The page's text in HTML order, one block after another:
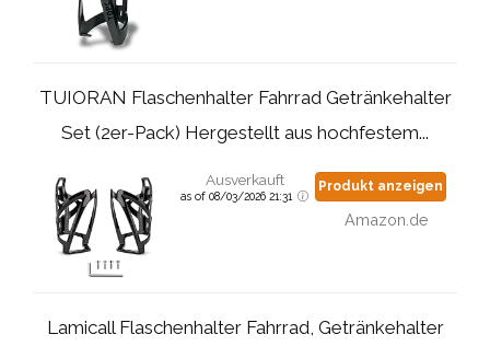
TUIORAN Flaschenhalter Fahrrad Getränkehalter
Set (2er-Pack) Hergestellt aus hochfestem...
Ausverkauft
as of 08/03/2026 21:31
Produkt anzeigen
Amazon.de
Lamicall Flaschenhalter Fahrrad, Getränkehalter